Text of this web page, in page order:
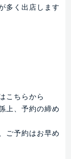
多く出店します
ちらから
上、予約の締め
ご予約はお早め